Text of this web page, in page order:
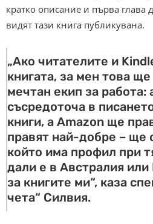
кратко описание и първа глава
видят тази книга публикувана.
„Ако читателите и
книгата, за мен това
мечтан екип за работа:
съсредоточа в
книги, а Amazon ще
правят най-добре – ще
който има профил при
дали е в Австралия или
за книгите ми“, каза
чета“ Силвия.